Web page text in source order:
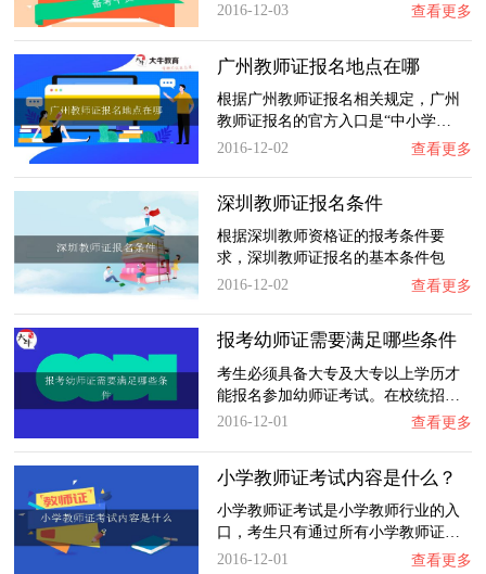
2016-12-03
查看更多
广州教师证报名地点在哪
根据广州教师证报名相关规定，广州
教师证报名的官方入口是“中小学…
2016-12-02
查看更多
深圳教师证报名条件
根据深圳教师资格证的报考条件要
求，深圳教师证报名的基本条件包
括…
2016-12-02 查看更多
报考幼师证需要满足哪些条件
考生必须具备大专及大专以上学历才
能报名参加幼师证考试。在校统招…
2016-12-01
查看更多
小学教师证考试内容是什么？
小学教师证考试是小学教师行业的入
口，考生只有通过所有小学教师证…
2016-12-01
查看更多